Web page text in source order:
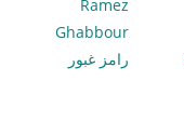
Ramez
Ghabbour
رامز غبور